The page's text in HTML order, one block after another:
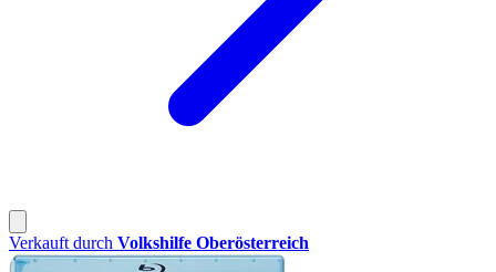
Verkauft durch Volkshilfe Oberösterreich